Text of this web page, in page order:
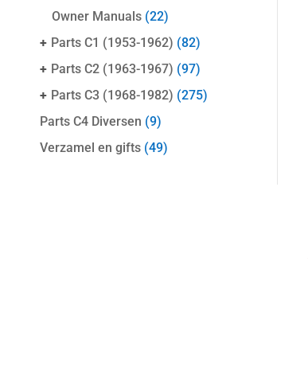
Owner Manuals (22)
+ Parts C1 (1953-1962) (82)
+ Parts C2 (1963-1967) (97)
+ Parts C3 (1968-1982) (275)
Parts C4 Diversen (9)
Verzamel en gifts (49)